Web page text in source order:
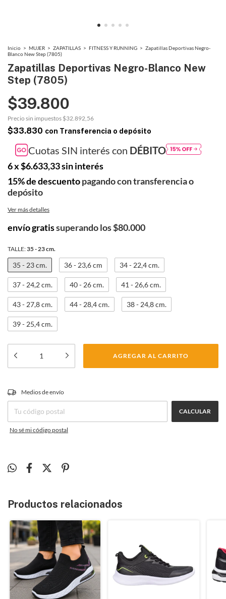
Inicio > MUJER > ZAPATILLAS > FITNESS Y RUNNING > Zapatillas Deportivas Negro-
Blanco New Step (7805)
Zapatillas Deportivas Negro-Blanco New
Step (7805)
$39.800
Precio sin impuestos $32.892,56
$33.830 con Transferencia o depósito
Cuotas SIN interés con DÉBITO
6x$6.633,33sin interés
15% de descuentopagando con transferencia o
depósito
Ver más detalles
envío gratissuperando los$80.000
TALLE:35 - 23 cm.
35 - 23 cm. 36 - 23,6 cm 34 - 22,4 cm.
37 - 24,2 cm. 40 - 26 cm. 41 - 26,6 cm.
43 - 27,8 cm. 44 - 28,4 cm. 38 - 24,8 cm.
39 - 25,4 cm.
Entregas para el CP:
Medios de envío
CALCULAR
No sé mi código postal
Productos relacionados